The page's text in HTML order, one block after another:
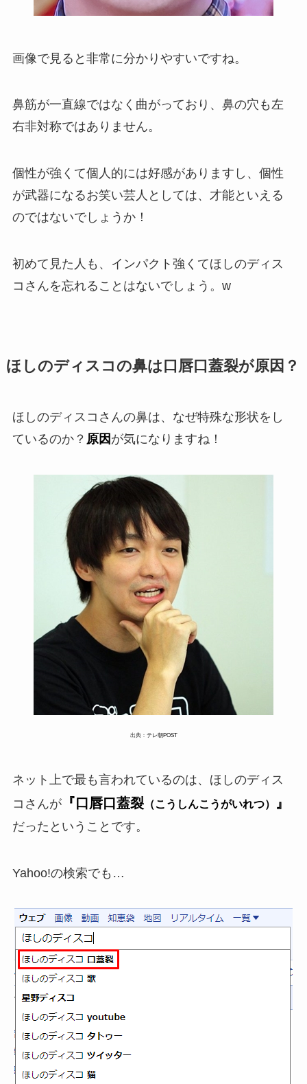
画像で見ると非常に分かりやすいですね。
鼻筋が一直線ではなく曲がっており、鼻の穴も左
右非対称ではありません。
個性が強くて個人的には好感がありますし、個性
が武器になるお笑い芸人としては、才能といえる
のではないでしょうか！
初めて見た人も、インパクト強くてほしのディス
コさんを忘れることはないでしょう。w
ほしのディスコの鼻は口唇口蓋裂が原因？
ほしのディスコさんの鼻は、なぜ特殊な形状をし
ているのか？ 原因 が気になりますね！
出典： テレ朝POST
ネット上で最も言われているのは、ほしのディス
コさんが『口唇口蓋裂（こうしんこうがいれつ） 』
だったということです。
Yahoo!の検索でも…